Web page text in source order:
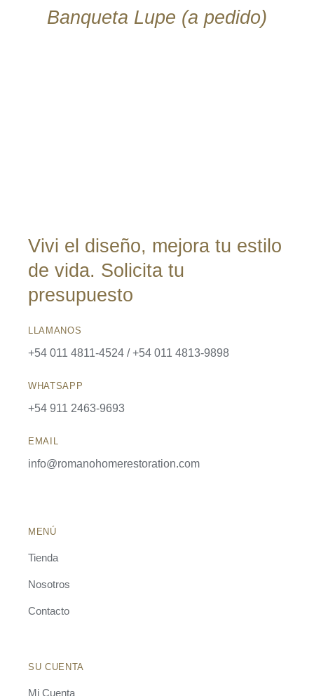
Banqueta Lupe (a pedido)
Vivi el diseño, mejora tu estilo
de vida. Solicita tu
presupuesto
LLAMANOS
+54 011 4811-4524 / +54 011 4813-9898
WHATSAPP
+54 911 2463-9693
EMAIL
info@romanohomerestoration.com
MENÚ
Tienda
Nosotros
Contacto
SU CUENTA
Mi Cuenta